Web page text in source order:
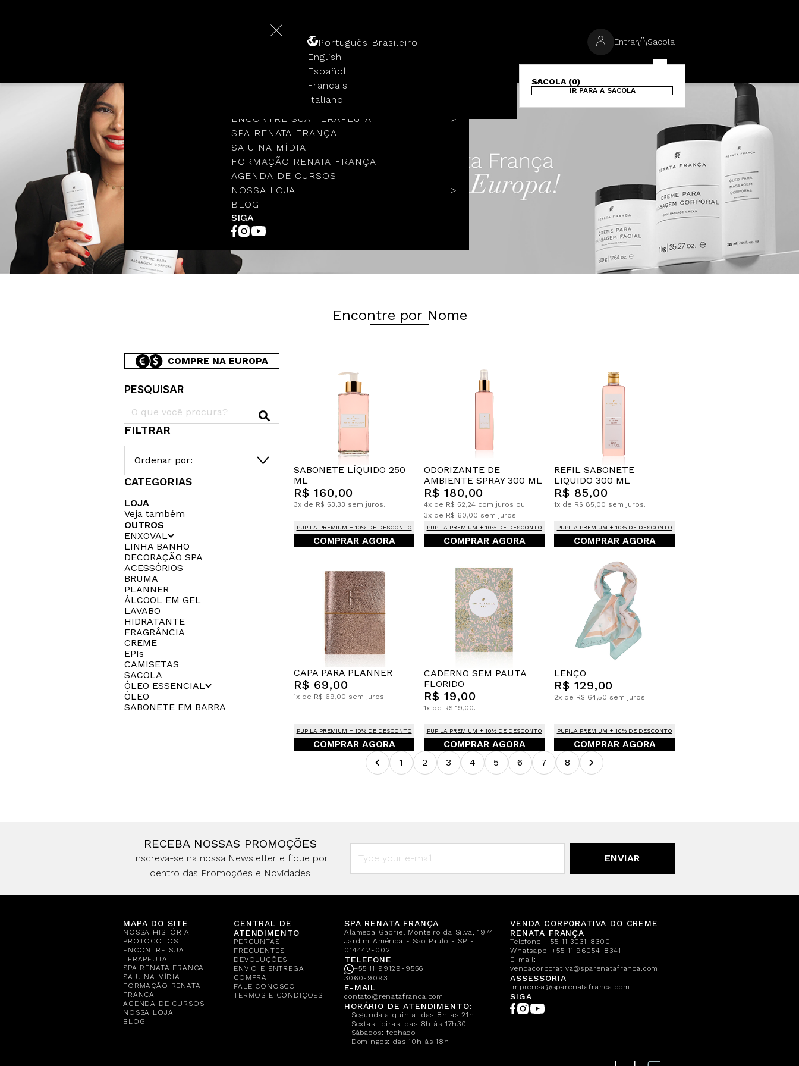
NOSSA HISTÓRIA
ENCONTRE SUA TERAPEUTA
SPA RENATA FRANÇA
SAIU NA MÍDIA
FORMAÇÃO RENATA FRANÇA
AGENDA DE CURSOS
NOSSA LOJA
BLOG
SIGA
Português Brasileiro
English
Español
Français
Italiano
Entrar Sacola
SACOLA (0)
IR PARA A SACOLA
Encontre por Nome
COMPRE NA EUROPA
PESQUISAR
FILTRAR
Ordenar por:
CATEGORIAS
LOJA
Veja também
OUTROS
ENXOVAL
LINHA BANHO
DECORAÇÃO SPA
ACESSÓRIOS
BRUMA
PLANNER
ÁLCOOL EM GEL
LAVABO
HIDRATANTE
FRAGRÂNCIA
CREME
EPIs
CAMISETAS
SACOLA
ÓLEO ESSENCIAL
ÓLEO
SABONETE EM BARRA
SABONETE LÍQUIDO 250
ML
R$ 160,00
3x de R$ 53,33 sem juros.
PUPILA PREMIUM + 10% DE DESCONTO
COMPRAR AGORA
ODORIZANTE DE
AMBIENTE SPRAY 300 ML
R$ 180,00
4x de R$ 52,24 com juros ou
3x de R$ 60,00 sem juros.
PUPILA PREMIUM + 10% DE DESCONTO
COMPRAR AGORA
REFIL SABONETE
LIQUIDO 300 ML
R$ 85,00
1x de R$ 85,00 sem juros.
PUPILA PREMIUM + 10% DE DESCONTO
COMPRAR AGORA
CAPA PARA PLANNER
R$ 69,00
1x de R$ 69,00 sem juros.
PUPILA PREMIUM + 10% DE DESCONTO
COMPRAR AGORA
CADERNO SEM PAUTA
FLORIDO
R$ 19,00
1x de R$ 19,00.
PUPILA PREMIUM + 10% DE DESCONTO
COMPRAR AGORA
LENÇO
R$ 129,00
2x de R$ 64,50 sem juros.
PUPILA PREMIUM + 10% DE DESCONTO
COMPRAR AGORA
1
2 3 4 5 6 7 8
RECEBA NOSSAS PROMOÇÕES
Inscreva-se na nossa Newsletter e fique por
dentro das Promoções e Novidades
ENVIAR
MAPA DO SITE
NOSSA HISTÓRIA
PROTOCOLOS
ENCONTRE SUA
TERAPEUTA
SPA RENATA FRANÇA
SAIU NA MÍDIA
FORMAÇÃO RENATA
FRANÇA
AGENDA DE CURSOS
NOSSA LOJA
BLOG
CENTRAL DE
ATENDIMENTO
PERGUNTAS
FREQUENTES
DEVOLUÇÕES
ENVIO E ENTREGA
COMPRA
FALE CONOSCO
TERMOS E CONDIÇÕES
SPA RENATA FRANÇA
Alameda Gabriel Monteiro da Silva, 1974
Jardim América - São Paulo - SP -
014442-002
TELEFONE
+55 11 99129-9556
3060-9093
E-MAIL
contato@renatafranca.com
HORÁRIO DE ATENDIMENTO:
- Segunda a quinta: das 8h às 21h
- Sextas-feiras: das 8h às 17h30
- Sábados: fechado
- Domingos: das 10h às 18h
VENDA CORPORATIVA DO CREME
RENATA FRANÇA
Telefone:+55 11 3031-8300
Whatsapp:+55 11 96054-8341
E-mail:
vendacorporativa@sparenatafranca.com
ASSESSORIA
imprensa@sparenatafranca.com
SIGA